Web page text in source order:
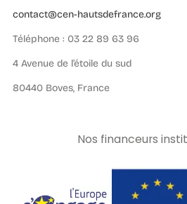
contact@cen-hautsdefrance.org
Téléphone : 03 22 89 63 96
4 Avenue de l’étoile du sud
80440 Boves, France
Nos financeurs